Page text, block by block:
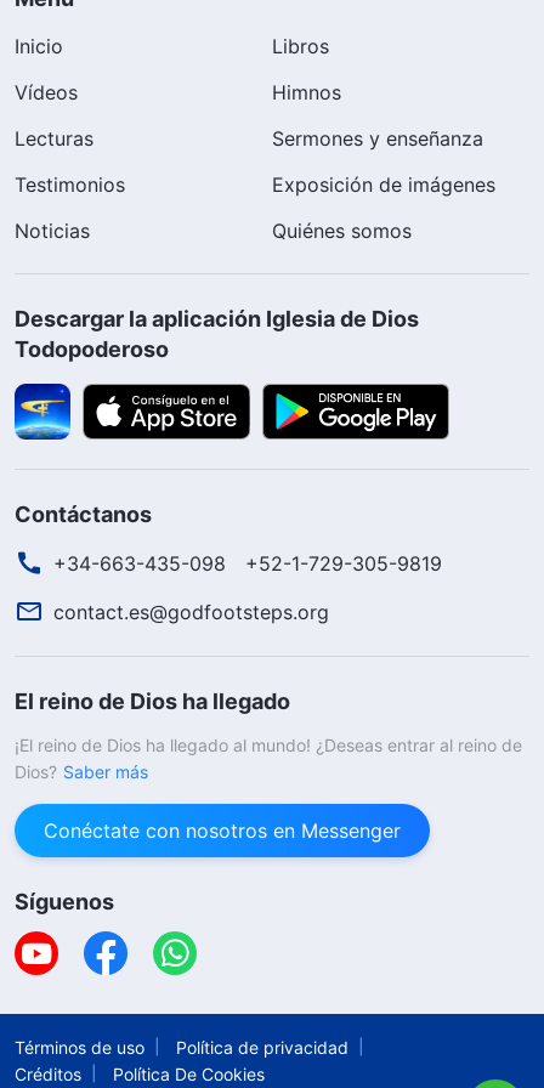
Inicio
Libros
Vídeos
Himnos
Lecturas
Sermones y enseñanza
Testimonios
Exposición de imágenes
Noticias
Quiénes somos
Descargar la aplicación Iglesia de Dios
Todopoderoso
Contáctanos
+34-663-435-098
+52-1-729-305-9819
contact.es@godfootsteps.org
El reino de Dios ha llegado
¡El reino de Dios ha llegado al mundo! ¿Deseas entrar al reino de
Dios? Saber más
Conéctate con nosotros en Messenger
Síguenos
Términos de uso
Política de privacidad
Créditos
Política De Cookies